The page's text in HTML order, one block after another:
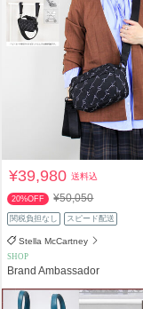
¥39,980送料込
20%OFF ¥50,050
関税負担なし スピード配送
Stella McCartney
SHOP
Brand Ambassador